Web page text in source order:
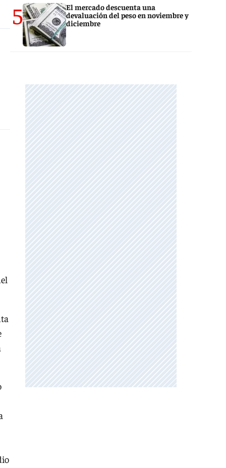
5
El mercado descuenta una
devaluación del peso en noviembre y
diciembre